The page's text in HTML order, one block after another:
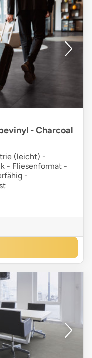
- Charcoal
(leicht) -
- Fliesenformat -
-